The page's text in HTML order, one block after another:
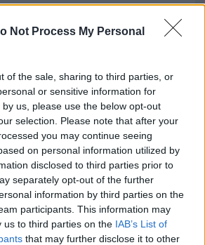
Not Process My Personal
of the sale, sharing to third parties, or
or sensitive information for
us, please use the below opt-out
selection. Please note that after your
you may continue seeing
on personal information utilized by
disclosed to third parties prior to
separately opt-out of the further
information by third parties on the
participants. This information may
us to third parties on the IAB’s List of
that may further disclose it to other
le pubblicità nazionali?
asoli € 1,10 al mese
l'accesso andando nella